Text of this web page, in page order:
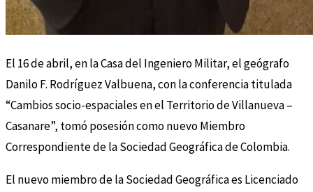
El 16 de abril, en la Casa del Ingeniero Militar, el geógrafo
Danilo F. Rodríguez Valbuena, con la conferencia titulada
“Cambios socio-espaciales en el Territorio de Villanueva –
Casanare”, tomó posesión como nuevo Miembro
Correspondiente de la Sociedad Geográfica de Colombia.
El nuevo miembro de la Sociedad Geográfica es Licenciado